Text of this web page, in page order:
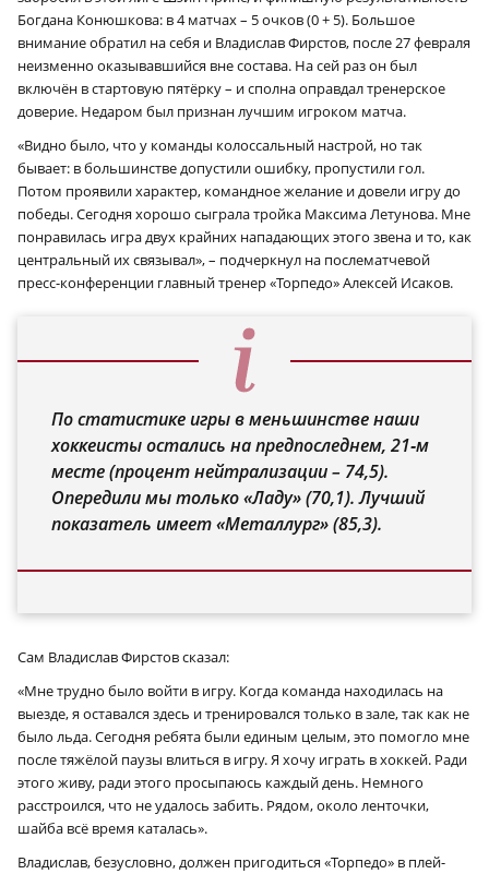
Богдана Конюшкова: в 4 матчах – 5 очков (0 + 5). Большое
внимание обратил на себя и Владислав Фирстов, после 27 февраля
неизменно оказывавшийся вне состава. На сей раз он был
включён в стартовую пятёрку – и сполна оправдал тренерское
доверие. Недаром был признан лучшим игроком матча.
«Видно было, что у команды колоссальный настрой, но так
бывает: в большинстве допустили ошибку, пропустили гол.
Потом проявили характер, командное желание и довели игру до
победы. Сегодня хорошо сыграла тройка Максима Летунова. Мне
понравилась игра двух крайних нападающих этого звена и то, как
центральный их связывал», – подчеркнул на послематчевой
пресс-конференции главный тренер «Торпедо» Алексей Исаков.
По статистике игры в меньшинстве наши
хоккеисты остались на предпоследнем, 21‑м
месте (процент нейтрализации – 74,5).
Опередили мы только «Ладу» (70,1). Лучший
показатель имеет «Металлург» (85,3).
Сам Владислав Фирстов сказал:
«Мне трудно было войти в игру. Когда команда находилась на
выезде, я оставался здесь и тренировался только в зале, так как не
было льда. Сегодня ребята были единым целым, это помогло мне
после тяжёлой паузы влиться в игру. Я хочу играть в хоккей. Ради
этого живу, ради этого просыпаюсь каждый день. Немного
расстроился, что не удалось забить. Рядом, около ленточки,
шайба всё время каталась».
Владислав, безусловно, должен пригодиться «Торпедо» в плей-